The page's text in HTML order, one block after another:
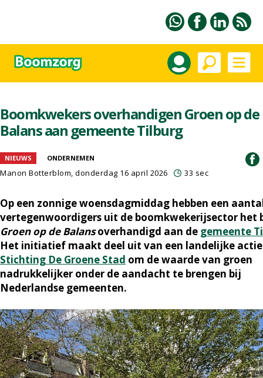
Boomkwekers overhandigen Groen op de
Balans aan gemeente Tilburg
NIEUWS ONDERNEMEN
Manon Botterblom, donderdag 16 april 2026 33 sec
Op een zonnige woensdagmiddag hebben een
vertegenwoordigers uit de boomkwekerijsector het
Groen op de Balansoverhandigd aan de gemeente
Het initiatief maakt deel uit van een landelijke
Stichting De Groene Stad om de waarde van groen
nadrukkelijker onder de aandacht te brengen bij
Nederlandse gemeenten.